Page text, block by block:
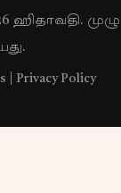
ஹிதாவதி. முழு
Privacy Policy